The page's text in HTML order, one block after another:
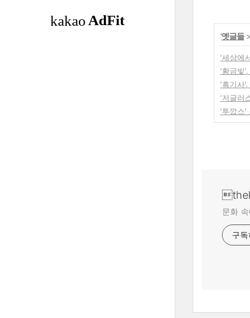
'옛글들>
'세상에
'황금빛
'흑기사
'저글러
'투깝스'
문화
구독